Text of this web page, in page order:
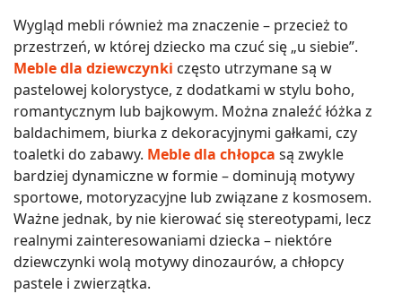
Wygląd mebli również ma znaczenie – przecież to
przestrzeń, w której dziecko ma czuć się „u siebie”.
Meble dla dziewczynki często utrzymane są w
pastelowej kolorystyce, z dodatkami w stylu boho,
romantycznym lub bajkowym. Można znaleźć łóżka z
baldachimem, biurka z dekoracyjnymi gałkami, czy
toaletki do zabawy. Meble dla chłopca są zwykle
bardziej dynamiczne w formie – dominują motywy
sportowe, motoryzacyjne lub związane z kosmosem.
Ważne jednak, by nie kierować się stereotypami, lecz
realnymi zainteresowaniami dziecka – niektóre
dziewczynki wolą motywy dinozaurów, a chłopcy
pastele i zwierzątka.